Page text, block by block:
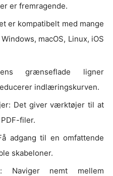
er fremragende.
er kompatibelt med mange
macOS, Linux, iOS
grænseflade ligner
indlæringskurven.
Det giver værktøjer til at
filer.
adgang til en omfattende
skabeloner.
Naviger nemt mellem